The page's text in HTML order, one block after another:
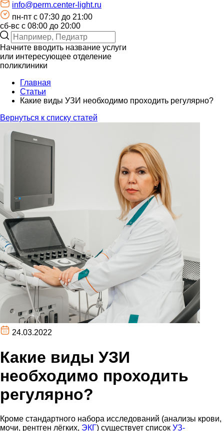
info@perm.center-light.ru
пн-пт c 07:30 до 21:00
сб-вс с 08:00 до 20:00
Начните вводить название услуги
или интересующее отделение
поликлиники
Главная
Статьи
Какие виды УЗИ необходимо проходить регулярно?
Вернуться к списку статей
24.03.2022
Какие виды УЗИ
необходимо проходить
регулярно?
Кроме стандартного набора исследований (анализы крови,
мочи, рентген лёгких, ЭКГ) существует список УЗ-